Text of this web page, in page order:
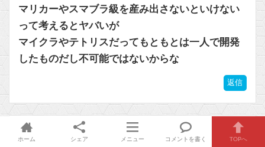
マリカーやスマブラ級を産み出さないといけない
って考えるとヤバいが
マイクラやテトリスだってもともとは一人で開発
したものだし不可能ではないからな
返信
24. 2024年11月04日18:07 ID:U2NDE3NzE
ホーム シェア メニュー コメントを書く TOPへ